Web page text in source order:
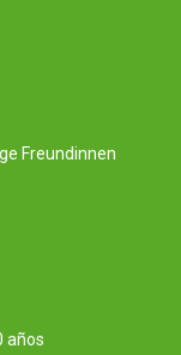
Freundinnen
años